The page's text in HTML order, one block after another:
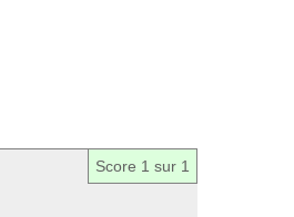
Score 1 sur 1